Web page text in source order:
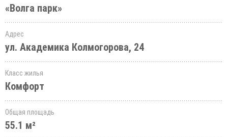
«Волга парк»
Адрес
ул. Академика Колмогорова, 24
Класс жилья
Комфорт
Общая площадь
55.1 м²